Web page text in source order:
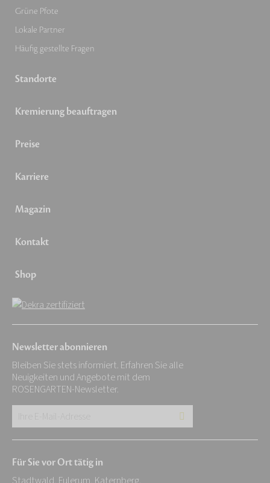
Grüne Pfote
Lokale Partner
Häufig gestellte Fragen
Standorte
Kremierung beauftragen
Preise
Karriere
Magazin
Kontakt
Shop
Newsletter abonnieren
Bleiben Sie stets informiert. Erfahren Sie alle
Neuigkeiten und Angebote mit dem
ROSENGARTEN-Newsletter.
E-
Adresse:
Für Sie vor Ort tätig in